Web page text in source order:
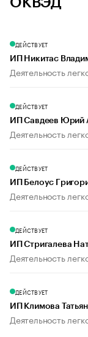
ДЕЙСТВУЕТ
ИП Никитас
Деятельность
ДЕЙСТВУЕТ
ИП Савдеев Юрий
Деятельность
ДЕЙСТВУЕТ
ИП Белоус
Деятельность
ДЕЙСТВУЕТ
ИП Стригалева
Деятельность
ДЕЙСТВУЕТ
ИП Климова
Деятельность